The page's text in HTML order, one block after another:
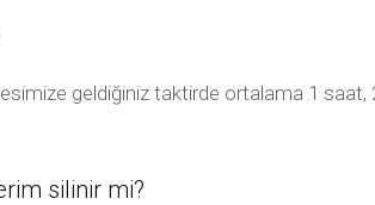
geldiğiniz taktirde ortalama 1 saat,
silinir mi?